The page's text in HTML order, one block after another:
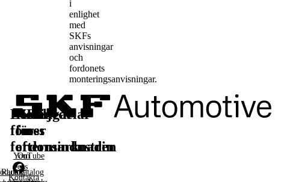
i
enlighet
med
SKFs
anvisningar
och
fordonets
monteringsanvisningar.
Lösningar
för
fordonsindustrin
Racing
Reservdelar
för
eftermarknaden
Läs
mer
Om
oss
Kontakta
Följ
oss
YouTube